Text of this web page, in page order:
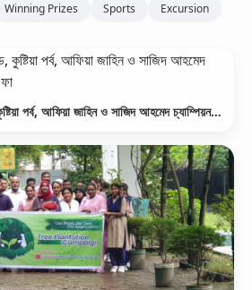
Winning Prizes Sports Excursion
আঞ্চলিক গণিত অলিম্পিয়াড, কুষ্টিয়া পর্ব, আফিয়া জাহিন ও সাজিদ আহমেদ চ্যাম্পিয়ন এবং আল শাহরিয়ার ফা